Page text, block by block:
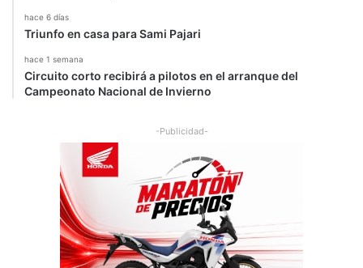
hace 6 días
Triunfo en casa para Sami Pajari
hace 1 semana
Circuito corto recibirá a pilotos en el arranque del
Campeonato Nacional de Invierno
-Publicidad-